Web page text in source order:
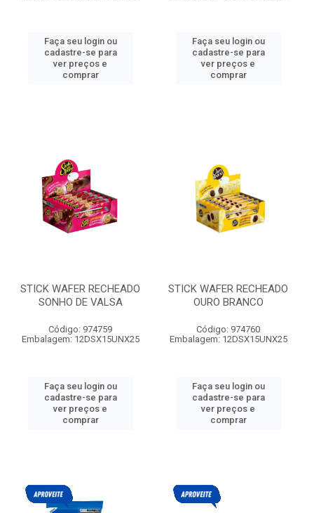
Faça seu login ou
cadastre-se para
ver preços e
comprar
Faça seu login ou
cadastre-se para
ver preços e
comprar
STICK WAFER RECHEADO
SONHO DE VALSA
Código: 974759
Embalagem: 12DSX15UNX25
Faça seu login ou
cadastre-se para
ver preços e
comprar
STICK WAFER RECHEADO
OURO BRANCO
Código: 974760
Embalagem: 12DSX15UNX25
Faça seu login ou
cadastre-se para
ver preços e
comprar